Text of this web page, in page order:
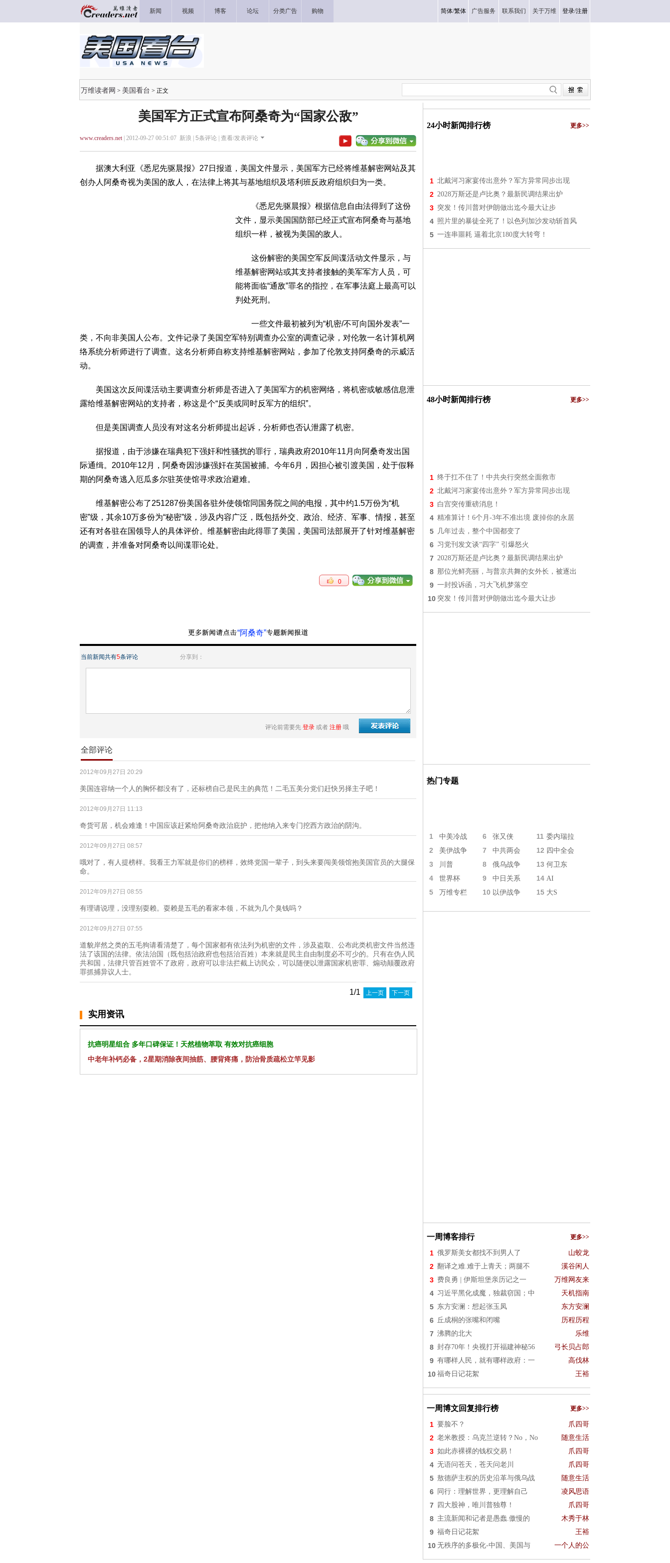
新闻 视频 博客 论坛 分类广告 购物 简体/繁体 广告服务 联系我们 关于万维 登录/注册
万维读者网 > 美国看台 > 正文
美国军方正式宣布阿桑奇为“国家公敌”
www.creaders.net| 2012-09-27 00:51:07 新浪 | 5条评论 | 查看/发表评论
据澳大利亚《悉尼先驱晨报》27日报道，美国文件显示，美国军方已经将维基解密网站及其
创办人阿桑奇视为美国的敌人，在法律上将其与基地组织及塔利班反政府组织归为一类。
《悉尼先驱晨报》根据信息自由法得到了这份
文件，显示美国国防部已经正式宣布阿桑奇与基地
组织一样，被视为美国的敌人。
这份解密的美国空军反间谍活动文件显示，与
维基解密网站或其支持者接触的美军军方人员，可
能将面临“通敌”罪名的指控，在军事法庭上最高可以
判处死刑。
一些文件最初被列为“机密/不可向国外发表”一
类，不向非美国人公布。文件记录了美国空军特别调查办公室的调查记录，对伦敦一名计算机网
络系统分析师进行了调查。这名分析师自称支持维基解密网站，参加了伦敦支持阿桑奇的示威活
动。
美国这次反间谍活动主要调查分析师是否进入了美国军方的机密网络，将机密或敏感信息泄
露给维基解密网站的支持者，称这是个“反美或同时反军方的组织”。
但是美国调查人员没有对这名分析师提出起诉，分析师也否认泄露了机密。
据报道，由于涉嫌在瑞典犯下强奸和性骚扰的罪行，瑞典政府2010年11月向阿桑奇发出国
际通缉。2010年12月，阿桑奇因涉嫌强奸在英国被捕。今年6月，因担心被引渡美国，处于假释
期的阿桑奇逃入厄瓜多尔驻英使馆寻求政治避难。
维基解密公布了251287份美国各驻外使领馆同国务院之间的电报，其中约1.5万份为“机
密”级，其余10万多份为“秘密”级，涉及内容广泛，既包括外交、政治、经济、军事、情报，甚至
还有对各驻在国领导人的具体评价。维基解密由此得罪了美国，美国司法部展开了针对维基解密
的调查，并准备对阿桑奇以间谍罪论处。
0
“阿桑奇”
当前新闻共有5条评论 分享到：
评论前需要先 登录 或者 注册 哦
全部评论
2012年09月27日 20:29
美国连容纳一个人的胸怀都没有了，还标榜自己是民主的典范！二毛五美分党们赶快另择主子吧！
2012年09月27日 11:13
奇货可居，机会难逢！中国应该赶紧给阿桑奇政治庇护，把他纳入来专门挖西方政治的阴沟。
2012年09月27日 08:57
哦对了，有人提榜样。我看王力军就是你们的榜样，效终党国一辈子，到头来要闯美领馆抱美国官员的大腿保
命。
2012年09月27日 08:55
有理请说理，没理别耍赖。耍赖是五毛的看家本领，不就为几个臭钱吗？
2012年09月27日 07:55
道貌岸然之类的五毛狗请看清楚了，每个国家都有依法列为机密的文件，涉及盗取、公布此类机密文件当然违
法了该国的法律。依法治国（既包括治政府也包括治百姓）本来就是民主自由制度必不可少的。只有在伪人民
共和国，法律只管百姓管不了政府，政府可以非法拦截上访民众，可以随便以泄露国家机密罪、煽动颠覆政府
罪抓捕异议人士。
1/1 上一页 下一页
实用资讯
抗癌明星组合 多年口碑保证！天然植物萃取 有效对抗癌细胞
中老年补钙必备，2星期消除夜间抽筋、腰背疼痛，防治骨质疏松立竿见影
24小时新闻排行榜 更多>>
1 北戴河习家宴传出意外？军方异常同步出现
2 2028万斯还是卢比奥？最新民调结果出炉
3 突发！传川普对伊朗做出迄今最大让步
4 照片里的暴徒全死了！以色列加沙发动斩首风
5 一连串噩耗 逼着北京180度大转弯！
48小时新闻排行榜 更多>>
1 终于扛不住了！中共央行突然全面救市
2 北戴河习家宴传出意外？军方异常同步出现
3 白宫突传重磅消息！
4 精准算计！6个月-3年不准出境 废掉你的永居
5 几年过去，整个中国都变了
6 习党刊发文谈“四字” 引爆怒火
7 2028万斯还是卢比奥？最新民调结果出炉
8 那位光鲜亮丽，与普京共舞的女外长，被逐出
9 一封投诉函，习大飞机梦落空
10 突发！传川普对伊朗做出迄今最大让步
热门专题
1 中美冷战 6 张又侠 11 委内瑞拉
2 美伊战争 7 中共两会 12 四中全会
3 川普 8 俄乌战争 13 何卫东
4 世界杯 9 中日关系 14 AI
5 万维专栏 10 以伊战争 15 大S
一周博客排行 更多>>
1 俄罗斯美女都找不到男人了 山蛟龙
2 翻译之难.难于上青天；两腿不 溪谷闲人
3 费良勇 | 伊斯坦堡亲历记之一 万维网友来
4 习近平黑化成魔，独裁窃国；中 天机指南
5 东方安澜：想起张玉凤 东方安澜
6 丘成桐的张嘴和闭嘴 历程历程
7 沸腾的北大 乐维
8 封存70年！央视打开福建神秘56 弓长贝占郎
9 有哪样人民，就有哪样政府：一 高伐林
10 福奇日记花絮 王裕
一周博文回复排行榜 更多>>
1 要脸不？ 爪四哥
2 老米教授：乌克兰逆转？No，No 随意生活
3 如此赤裸裸的钱权交易！ 爪四哥
4 无语问苍天，苍天问老川 爪四哥
5 敖德萨主权的历史沿革与俄乌战 随意生活
6 同行：理解世界，更理解自己 凌风思语
7 四大股神，唯川普独尊！ 爪四哥
8 主流新闻和记者是愚蠢.傲慢的 木秀于林
9 福奇日记花絮 王裕
10 无秩序的多极化-中国、美国与 一个人的公